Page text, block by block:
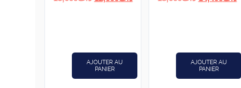
AJOUTER AU
PANIER
AJOUTER AU
PANIER